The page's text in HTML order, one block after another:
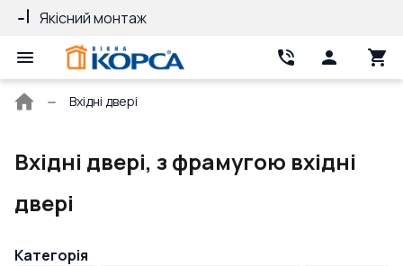
Якісний монтаж
Головна
Вхідні двері
Вхідні двері, з фрамугою вхідні
двері
Категорія